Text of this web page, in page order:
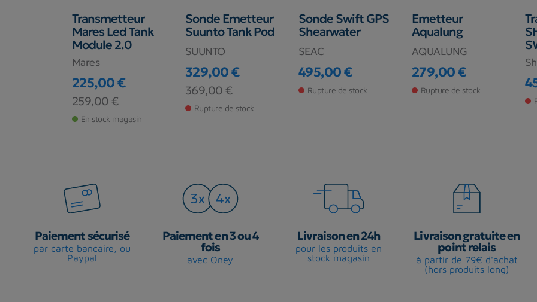
Transmetteur
Mares Led Tank
Module 2.0
Mares
Prix
225,00 €
Prix de base
259,00 €
En stock magasin
Sonde Emetteur
Suunto Tank Pod
SUUNTO
Prix
329,00 €
Prix de base
369,00 €
Rupture de stock
Sonde Swift GPS
Shearwater
SEAC
Prix
495,00 €
Rupture de stock
Emetteur
Aqualung
AQUALUNG
Prix
279,00 €
Rupture de stock
Paiement sécurisé
par carte bancaire, ou
Paypal
Paiement en 3 ou 4
fois
avec Oney
Livraison en 24h
pour les produits en
stock magasin
Livraison gratuite en
point relais
à partir de 79€ d'achat
(hors produits long)